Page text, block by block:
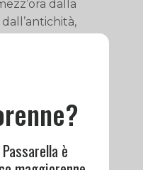
dalla
Rossi, rilevò
i difficili
mai prima e
è